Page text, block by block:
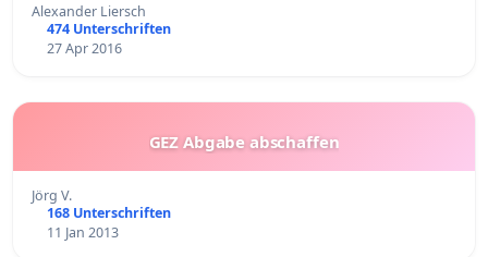
Alexander Liersch
474 Unterschriften
27 Apr 2016
GEZ Abgabe abschaffen
Jörg V.
168 Unterschriften
11 Jan 2013